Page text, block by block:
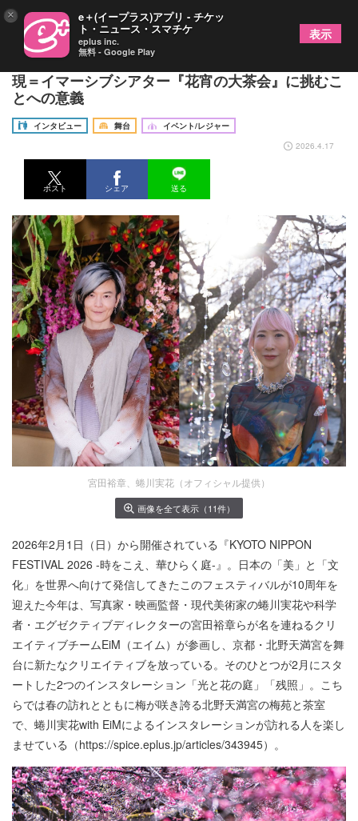
蜷川実花と宮田裕章に訊く、北野天満宮で新たな表
現＝イマーシブシアター『花宵の大茶会』に挑むこ
とへの意義
インタビュー 舞台
イベント/レジャー
2026.4.17
ポスト シェア 送る
宮田裕章、蜷川実花（オフィシャル提供）
画像を全て表示（11件）
2026年2月1日（日）から開催されている『KYOTO NIPPON
FESTIVAL 2026 -時をこえ、華ひらく庭-』。日本の「美」と「文
化」を世界へ向けて発信してきたこのフェスティバルが10周年を
迎えた今年は、写真家・映画監督・現代美術家の蜷川実花や科学
者・エグゼクティブディレクターの宮田裕章らが名を連ねるクリ
エイティブチームEiM（エイム）が参画し、京都・北野天満宮を舞
台に新たなクリエイティブを放っている。そのひとつが2月にスタ
ートした2つのインスタレーション「光と花の庭」「残照」。こち
らでは春の訪れとともに梅が咲き誇る北野天満宮の梅苑と茶室
で、蜷川実花with EiMによるインスタレーションが訪れる人を楽し
ませている（https://spice.eplus.jp/articles/343945）。
× e＋(イープラス)アプリ - チケッ
ト・ニュース・スマチケ
eplus inc.
無料 - Google Play
表示